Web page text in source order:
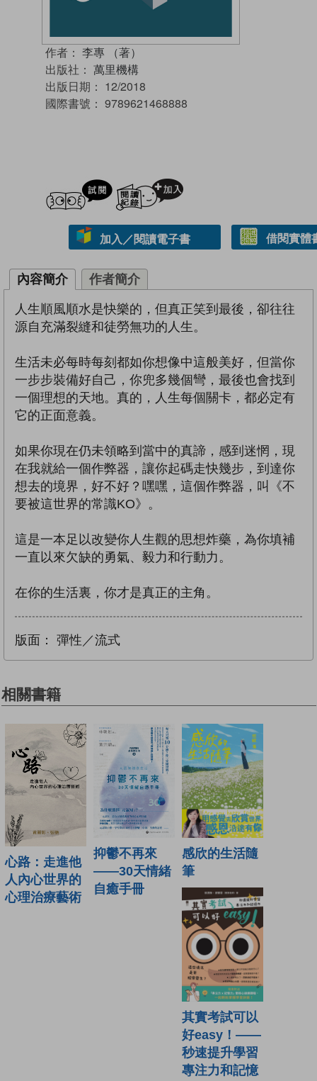
作者： 李專 （著）
出版社： 萬里機構
出版日期： 12/2018
國際書號： 9789621468888
試閲
加入／閱讀電子書 借閱實體
內容簡介 作者簡介
人生順風順水是快樂的，但真正笑到最後，卻往往
源自充滿裂縫和徒勞無功的人生。
生活未必每時每刻都如你想像中這般美好，但當你
一步步裝備好自己，你兜多幾個彎，最後也會找到
一個理想的天地。真的，人生每個關卡，都必定有
它的正面意義。
如果你現在仍未領略到當中的真諦，感到迷惘，現
在我就給一個作弊器，讓你起碼走快幾步，到達你
想去的境界，好不好？嘿嘿，這個作弊器，叫《不
要被這世界的常識KO》。
這是一本足以改變你人生觀的思想炸藥，為你填補
一直以來欠缺的勇氣、毅力和行動力。
在你的生活裏，你才是真正的主角。
版面： 彈性／流式
相關書籍
心路：走進他
人內心世界的
心理治療藝術
抑鬱不再來
——30天情緒
自癒手冊
感欣的生活隨
筆
其實考試可以
好easy！——
秒速提升學習
專注力和記憶